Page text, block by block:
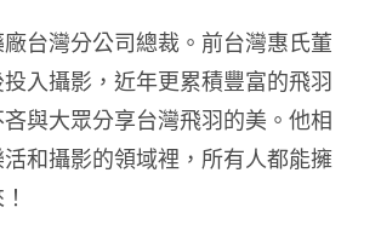
台灣分公司總裁。前台灣惠氏董
入攝影，近年更累積豐富的飛羽
與大眾分享台灣飛羽的美。他相
和攝影的領域裡，所有人都能擁